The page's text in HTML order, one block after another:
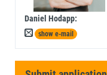
Daniel Hodapp:
show e-mail